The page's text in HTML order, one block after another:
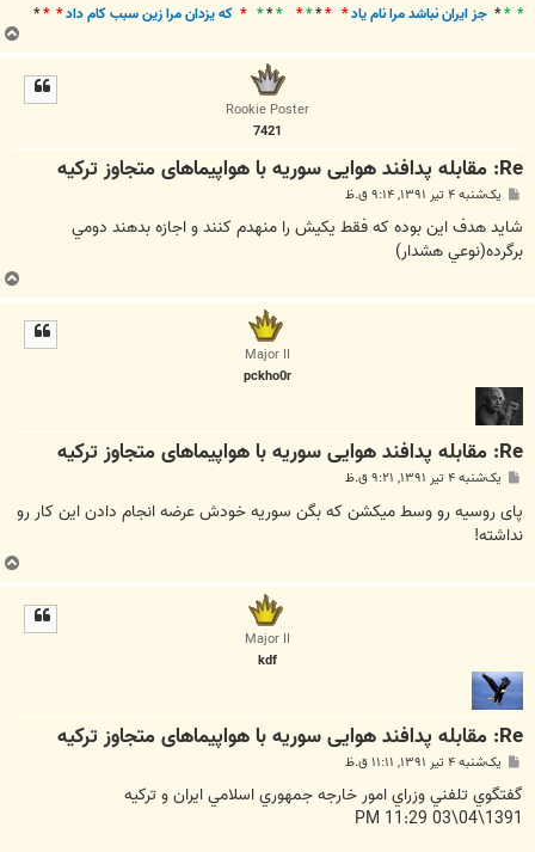
* *
* جز ايران نباشد مرا نام ياد* *
*
*
*
*
*
*
* که يزدان مرا زين سبب کام داد* *
*
ب
ا
Rookie Poster
7421
Re: مقابله پدافند هوایی سوریه با هواپیما‌های متجاوز ترکیه
پ
ت
یک‌شنبه ۴ تیر ۱۳۹۱, ۹:۱۴ ق.ظ
شايد هدف اين بوده كه فقط يكيش را منهدم كنند و اجازه بدهند دومي
برگرده(نوعي هشدار)
ب
ا
Major II
pckho0r
Re: مقابله پدافند هوایی سوریه با هواپیما‌های متجاوز ترکیه
پ
ت
یک‌شنبه ۴ تیر ۱۳۹۱, ۹:۲۱ ق.ظ
پای روسیه رو وسط میکشن که بگن سوریه خودش عرضه انجام دادن این کار رو
نداشته!
ب
ا
Major II
kdf
Re: مقابله پدافند هوایی سوریه با هواپیما‌های متجاوز ترکیه
پ
ت
یک‌شنبه ۴ تیر ۱۳۹۱, ۱۱:۱۱ ق.ظ
گفتگوي تلفني وزراي امور خارجه جمهوري اسلامي ايران و ترکيه
1391\04\03 11:29 PM